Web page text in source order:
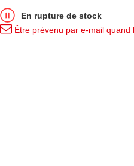
En rupture de stock
Être prévenu par e-mail